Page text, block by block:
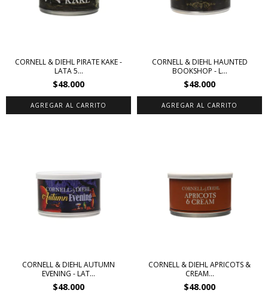
CORNELL & DIEHL PIRATE KAKE -
LATA 5...
$48.000
CORNELL & DIEHL HAUNTED
BOOKSHOP - L...
$48.000
CORNELL & DIEHL AUTUMN
EVENING - LAT...
$48.000
CORNELL & DIEHL APRICOTS &
CREAM...
$48.000